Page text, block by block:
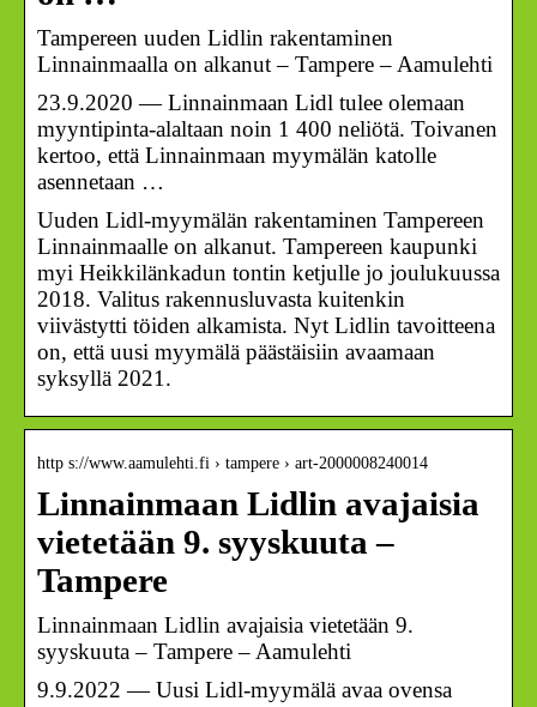
Tampereen uuden Lidlin rakentaminen
Linnainmaalla on alkanut – Tampere – Aamulehti
23.9.2020 — Linnainmaan Lidl tulee olemaan
myyntipinta-alaltaan noin 1 400 neliötä. Toivanen
kertoo, että Linnainmaan myymälän katolle
asennetaan …
Uuden Lidl-myymälän rakentaminen Tampereen
Linnainmaalle on alkanut. Tampereen kaupunki
myi Heikkilänkadun tontin ketjulle jo joulukuussa
2018. Valitus rakennusluvasta kuitenkin
viivästytti töiden alkamista. Nyt Lidlin tavoitteena
on, että uusi myymälä päästäisiin avaamaan
syksyllä 2021.
http s://www.aamulehti.fi › tampere › art-2000008240014
Linnainmaan Lidlin avajaisia
vietetään 9. syyskuuta –
Tampere
Linnainmaan Lidlin avajaisia vietetään 9.
syyskuuta – Tampere – Aamulehti
9.9.2022 — Uusi Lidl-myymälä avaa ovensa